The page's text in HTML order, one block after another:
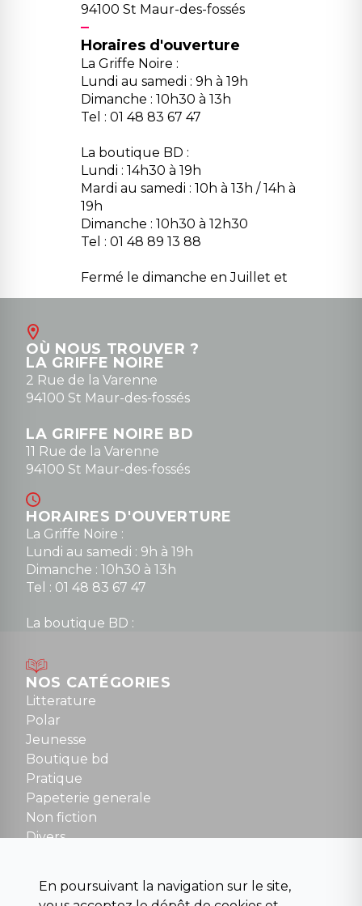
94100 St Maur-des-fossés
Horaires d'ouverture
La Griffe Noire :
Lundi au samedi : 9h à 19h
Dimanche : 10h30 à 13h
Tel : 01 48 83 67 47
La boutique BD :
Lundi : 14h30 à 19h
Mardi au samedi : 10h à 13h / 14h à
19h
Dimanche : 10h30 à 12h30
Tel : 01 48 89 13 88
Fermé le dimanche en Juillet et
Août
contact@la-griffe-noire.com
0148836747
OÙ NOUS TROUVER ?
LA GRIFFE NOIRE
2 Rue de la Varenne
94100 St Maur-des-fossés
LA GRIFFE NOIRE BD
11 Rue de la Varenne
94100 St Maur-des-fossés
HORAIRES D'OUVERTURE
La Griffe Noire :
Lundi au samedi : 9h à 19h
Dimanche : 10h30 à 13h
Tel : 01 48 83 67 47
La boutique BD :
Mardi au samedi : 10h à 13h / 14h à 19h
Dimanche : 10h30 à 12h30
Tel : 01 48 89 13 88
Fermé le dimanche en Juillet et Août
NOUS CONTACTER
contact@la-griffe-noire.com
NOS CATÉGORIES
Litterature
Polar
Jeunesse
Boutique bd
Pratique
Papeterie generale
Non fiction
Divers
Para scolaire
En poursuivant la navigation sur le site,